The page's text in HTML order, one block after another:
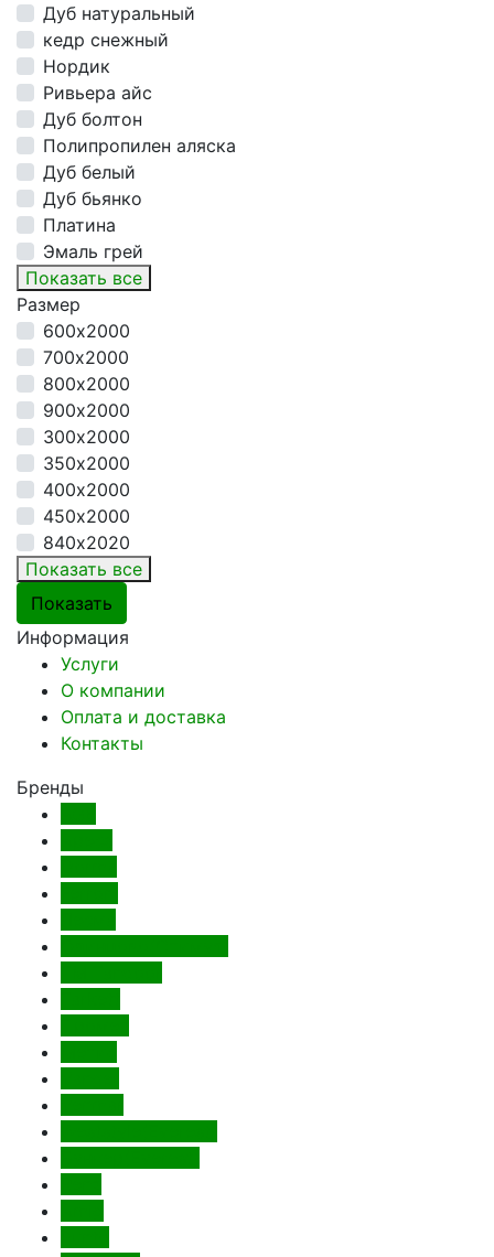
Дуб натуральный
кедр снежный
Нордик
Ривьера айс
Дуб болтон
Полипропилен аляска
Дуб белый
Дуб бьянко
Платина
Эмаль грей
Показать все
Размер
600х2000
700х2000
800х2000
900х2000
300х2000
350х2000
400х2000
450х2000
840х2020
Показать все
Информация
Услуги
О компании
Оплата и доставка
Контакты
Бренды